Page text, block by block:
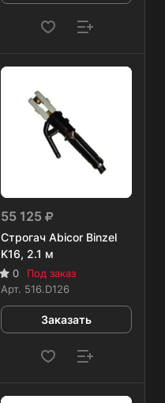
55 125
Строгач Abicor Binzel
K16, 2.1 м
0
Под заказ
Арт. 516.D126
Заказать